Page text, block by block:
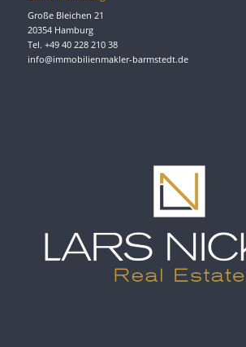
Große Bleichen 21
20354 Hamburg
Tel. +49 40 228 210 38
info@immobilienmakler-barmstedt.de